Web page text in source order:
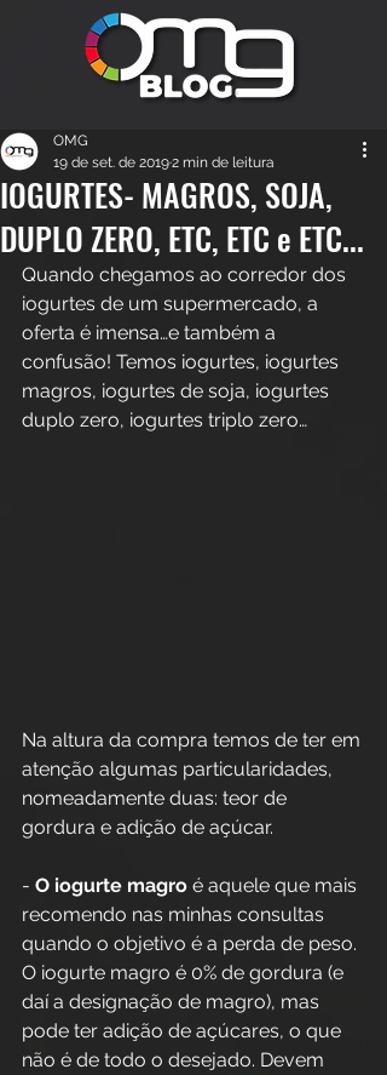
IOGURTES- MAGROS, SOJA,
DUPLO ZERO, ETC, ETC e ETC...
OMG
19 de set. de 20192 min de leitura
Quando chegamos ao corredor dos
iogurtes de um supermercado, a
oferta é imensa…e também a
confusão! Temos iogurtes, iogurtes
magros, iogurtes de soja, iogurtes
duplo zero, iogurtes triplo zero…
Na altura da compra temos de ter em
atenção algumas particularidades,
nomeadamente duas: teor de
gordura e adição de açúcar.
- O iogurte magro é aquele que mais
recomendo nas minhas consultas
quando o objetivo é a perda de peso.
O iogurte magro é 0% de gordura (e
daí a designação de magro), mas
pode ter adição de açúcares, o que
não é de todo o desejado. Devem